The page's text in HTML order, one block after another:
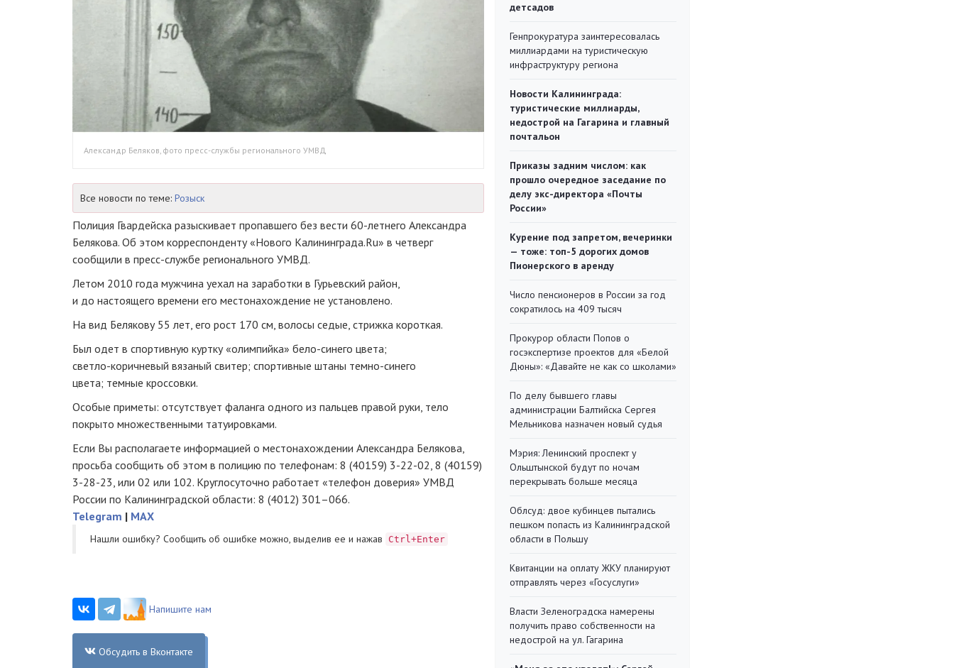
Александр Беляков, фото пресс-службы регионального УМВД
Все новости по теме: Розыск
Полиция Гвардейска разыскивает пропавшего без вести 60-летнего Александра
Белякова. Об этом корреспонденту «Нового Калининграда.Ru» в четверг
сообщили в пресс-службе регионального УМВД.
Летом 2010 года мужчина уехал на заработки в Гурьевский район,
и до настоящего времени его местонахождение не установлено.
На вид Белякову 55 лет, его рост 170 см, волосы седые, стрижка короткая.
Был одет в спортивную куртку «олимпийка» бело-синего цвета;
светло-коричневый вязаный свитер; спортивные штаны темно-синего
цвета; темные кроссовки.
Особые приметы: отсутствует фаланга одного из пальцев правой руки, тело
покрыто множественными татуировками.
Если Вы располагаете информацией о местонахождении Александра Белякова,
просьба сообщить об этом в полицию по телефонам: 8 (40159) 3-22-02 , 8 (40159)
3-28-23 , или 02 или 102. Круглосуточно работает «телефон доверия» УМВД
России по Калининградской области: 8 (4012) 301–066.
Telegram | MAX
Нашли ошибку? Cообщить об ошибке можно, выделив ее и нажав Ctrl+Enter
Напишите нам
Обсудить в Вконтакте
детсадов
Генпрокуратура заинтересовалась
миллиардами на туристическую
инфраструктуру региона
Новости Калининграда:
туристические миллиарды,
недострой на Гагарина и главный
почтальон
Приказы задним числом: как
прошло очередное заседание по
делу экс-директора «Почты
России»
Курение под запретом, вечеринки
— тоже: топ-5 дорогих домов
Пионерского в аренду
Число пенсионеров в России за год
сократилось на 409 тысяч
Прокурор области Попов о
госэкспертизе проектов для «Белой
Дюны»: «Давайте не как со школами»
По делу бывшего главы
администрации Балтийска Сергея
Мельникова назначен новый судья
Мэрия: Ленинский проспект у
Ольштынской будут по ночам
перекрывать больше месяца
Облсуд: двое кубинцев пытались
пешком попасть из Калининградской
области в Польшу
Квитанции на оплату ЖКУ планируют
отправлять через «Госуслуги»
Власти Зеленоградска намерены
получить право собственности на
недострой на ул. Гагарина